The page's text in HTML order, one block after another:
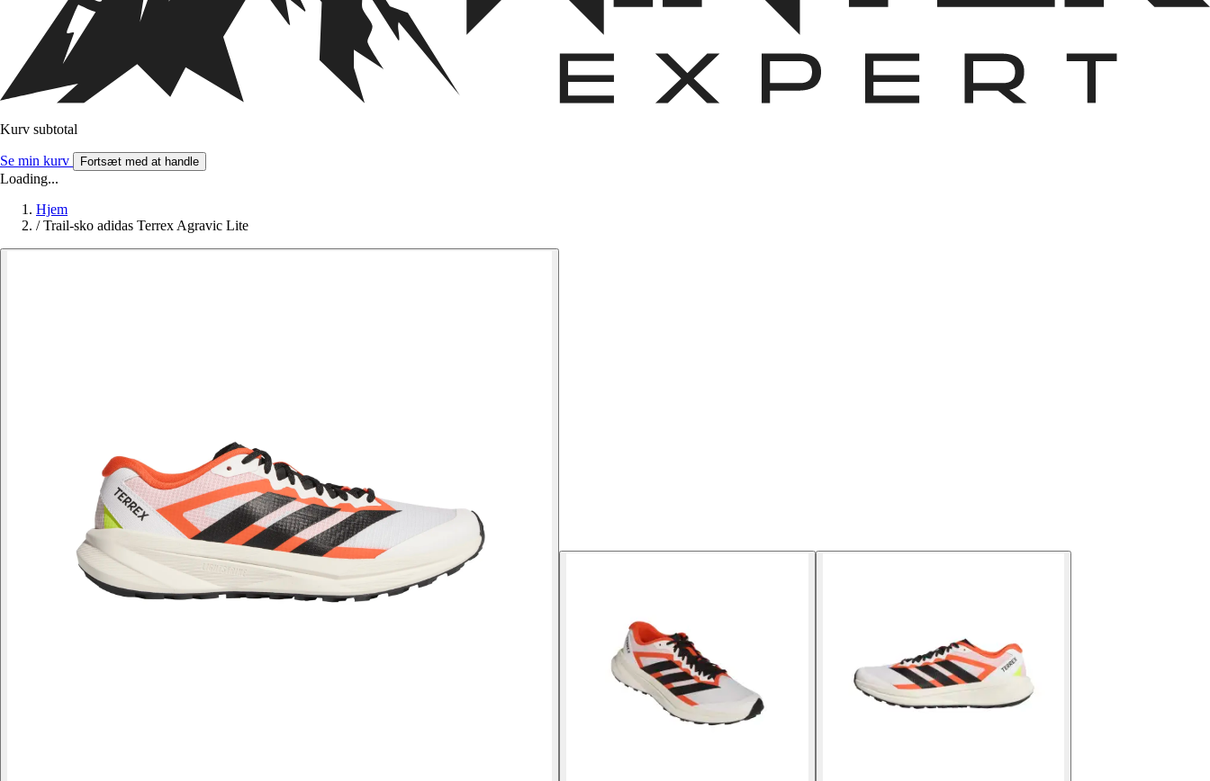
Kurv subtotal
Se min kurv Fortsæt med at handle
Loading...
Hjem
/ Trail-sko adidas Terrex Agravic Lite